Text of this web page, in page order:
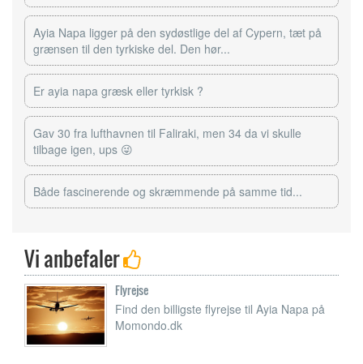
Ayia Napa ligger på den sydøstlige del af Cypern, tæt på
grænsen til den tyrkiske del. Den hør...
Er ayia napa græsk eller tyrkisk ?
Gav 30 fra lufthavnen til Faliraki, men 34 da vi skulle
tilbage igen, ups 😜
Både fascinerende og skræmmende på samme tid...
Vi anbefaler
Flyrejse
Find den billigste flyrejse til Ayia Napa på
Momondo.dk